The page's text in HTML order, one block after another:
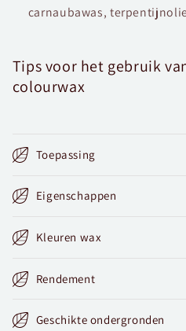
carnaubawas,
Tips voor het gebruik
colourwax
Toepassing
Eigenschappen
Kleuren wax
Rendement
Geschikte ondergronden